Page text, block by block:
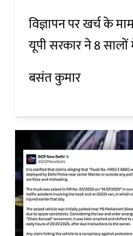
विज्ञापन पर खर्च के
यूपी सरकार ने 8
बसंत कुमार